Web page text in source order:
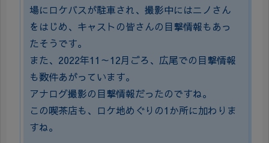
場にロケバスが駐車され、撮影中にはニノさん
をはじめ、キャストの皆さんの目撃情報もあっ
たそうです。
また、2022年11～12月ごろ、広尾での目撃情報
も数件あがっています。
アナログ撮影の目撃情報だったのですね。
この喫茶店も、ロケ地めぐりの1か所に加わりま
すね。